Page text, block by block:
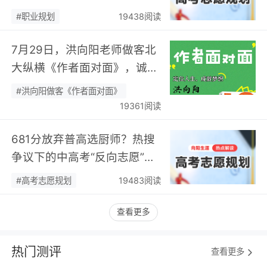
身热爱，可幸又可惜！…
#职业规划 19438阅读
7月29日，洪向阳老师做客北
大纵横《作者面对面》，诚邀
您现场相聚！…
#洪向阳做客《作者面对面》
19361阅读
681分放弃普高选厨师？热搜
争议下的中高考“反向志愿”
潮，藏着职业规划新逻辑…
#高考志愿规划 19483阅读
查看更多
热门测评 查看更多